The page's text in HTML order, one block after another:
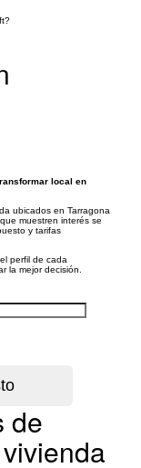
local en
ubicados en Tarragona
muestren interés se
y tarifas
perfil de cada
la mejor decisión.
de